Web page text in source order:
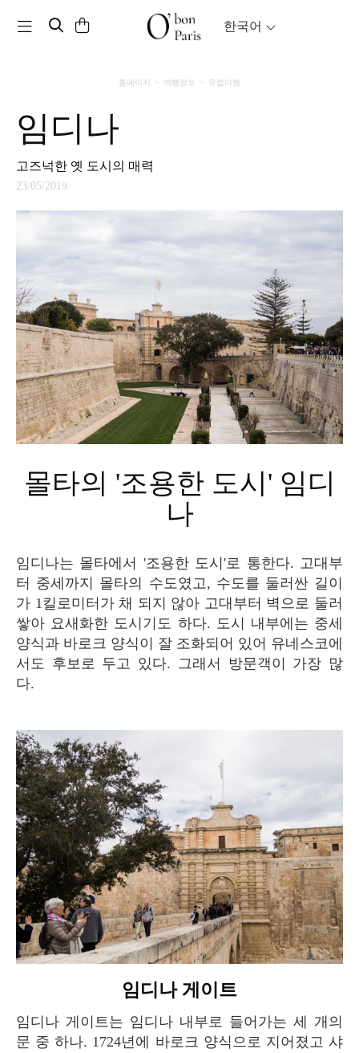
Toggle navigation 한국어
홈페이지 여행정보 유럽여행
임디나
고즈넉한 옛 도시의 매력
23/05/2019
몰타의 '조용한 도시' 임디
나
임디나는 몰타에서 '조용한 도시'로 통한다. 고대부
터 중세까지 몰타의 수도였고, 수도를 둘러싼 길이
가 1킬로미터가 채 되지 않아 고대부터 벽으로 둘러
쌓아 요새화한 도시기도 하다. 도시 내부에는 중세
양식과 바로크 양식이 잘 조화되어 있어 유네스코에
서도 후보로 두고 있다. 그래서 방문객이 가장 많
다.
임디나 게이트
임디나 게이트는 임디나 내부로 들어가는 세 개의
문 중 하나. 1724년에 바로크 양식으로 지어졌고 샤